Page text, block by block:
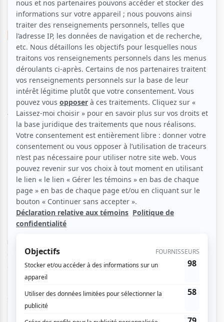
Musique Pop franco Rock Folk
Les Crâneurs | 20 Greatest
Hits
Aucune offre promotionnelle
disponible
Soyez les premiers avisés dès qu'il y aura une offre promo
pour Les Crâneurs | 20 Greatest Hits:INSCRIVEZ-VOUS
Le premier album du groupe indie-rock est enfin à la vue.
Intitulé "20 Greatest hits", Les Crâneurs compilent tout le
organisateurs de spectacles doivent avoir quelque part
dans un tiroir).
Suivez la musique de près, vous aller surement aimer.